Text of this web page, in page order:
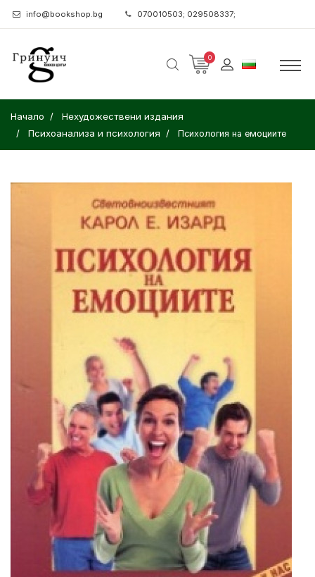
info@bookshop.bg 070010503; 029508337;
0
Начало
Нехудожествени издания
Психоанализа и психология
Психология на емоциите